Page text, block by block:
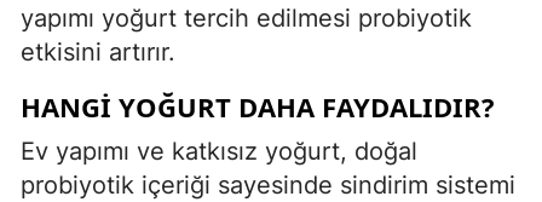
yapımı yoğurt tercih edilmesi probiyotik
etkisini artırır.
HANGI YOĞURT DAHA FAYDALIDIR?
Ev yapımı ve katkısız yoğurt, doğal
probiyotik içeriği sayesinde sindirim sistemi